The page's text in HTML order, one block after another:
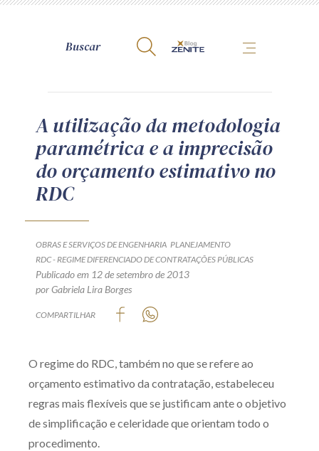
A Zênite
Como publicar conosco
Site da Zênite
Guia de Direitos dos Titulares de Dados
Encarregado (contato)
Zênite Fácil IA
A utilização da metodologia
paramétrica e a imprecisão
do orçamento estimativo no
RDC
OBRAS E SERVIÇOS DE ENGENHARIA PLANEJAMENTO
RDC - REGIME DIFERENCIADO DE CONTRATAÇÕES PÚBLICAS
Publicado em 12 de setembro de 2013
por Gabriela Lira Borges
COMPARTILHAR
O regime do RDC, também no que se refere ao
orçamento estimativo da contratação, estabeleceu
regras mais flexíveis que se justificam ante o objetivo
de simplificação e celeridade que orientam todo o
procedimento.